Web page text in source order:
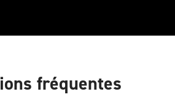
fréquentes